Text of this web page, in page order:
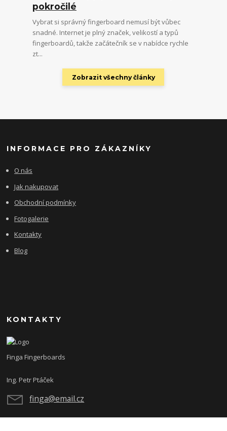
pokročilé
Vybrat si správný fingerboard nemusí být vůbec
snadné. Internet je plný značek, velikostí a typů
fingerboardů, takže začátečník se v nabídce rychle
zt...
Zobrazit všechny články
INFORMACE PRO ZÁKAZNÍKY
O nás
Jak nakupovat
Obchodní podmínky
Fotogalerie
Kontakty
Blog
KONTAKTY
Finga Fingerboards
Ing. Petr Ptáček
finga@email.cz